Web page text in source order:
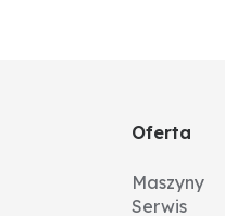
Oferta
Maszyny
Serwis